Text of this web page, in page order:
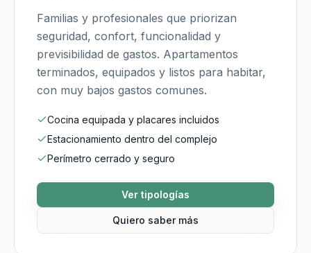
Familias y profesionales que priorizan
seguridad, confort, funcionalidad y
previsibilidad de gastos. Apartamentos
terminados, equipados y listos para habitar,
con muy bajos gastos comunes.
Cocina equipada y placares incluidos
Estacionamiento dentro del complejo
Perímetro cerrado y seguro
Ver tipologías
Quiero saber más